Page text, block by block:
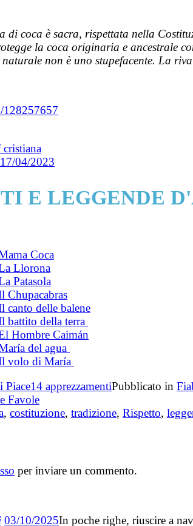
coca è sacra, rispettata nella
la coca originaria e ancestrale
non è uno stupefacente. La
128257657
17/04/2023
E LEGGENDE
Coca
Llorona
Patasola
Chupacabras
canto delle balene
battito della terra
Hombre Caimán
del agua
volo di María
Piace14 apprezzamentiPubblicato in
Favole
, costituzione, tradizione, Rispetto,
per inviare un commento.
03/10/2025In poche righe, riuscire a